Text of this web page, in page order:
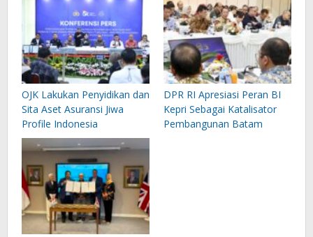
OJK Lakukan Penyidikan dan
Sita Aset Asuransi Jiwa
Profile Indonesia
DPR RI Apresiasi Peran BI
Kepri Sebagai Katalisator
Pembangunan Batam